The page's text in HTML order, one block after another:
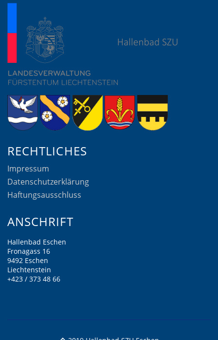
RECHTLICHES
Impressum
Datenschutzerklärung
Haftungsausschluss
ANSCHRIFT
Hallenbad Eschen
Fronagass 16
9492 Eschen
Liechtenstein
+423 / 373 48 66